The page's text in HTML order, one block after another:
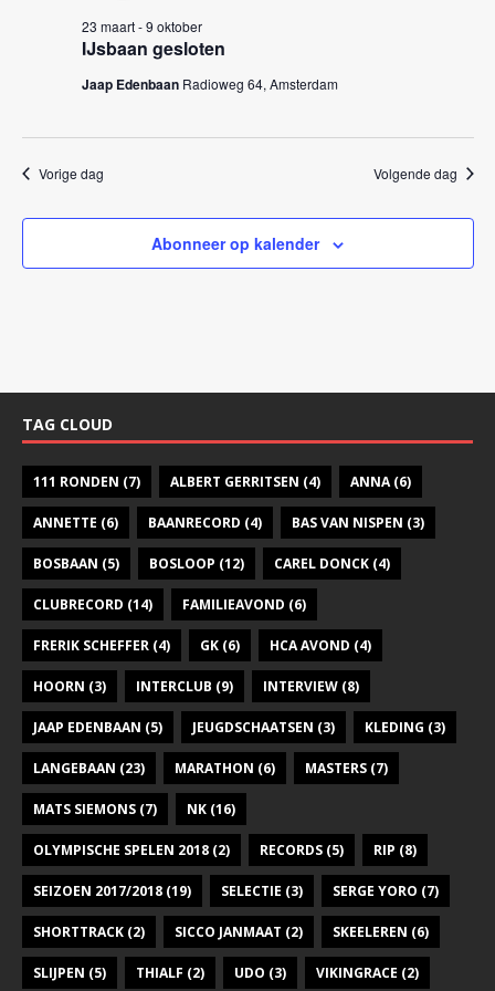
n
w
e
r
n
n
a
v
i
i
a
t
e
IJsbaan gesloten
23 maart-9 oktober
Jaap Edenbaan Radioweg 64, Amsterdam
Vorige dag Volgende dag
Abonneer op kalender
TAG CLOUD
111 RONDEN (7) ALBERT GERRITSEN (4) ANNA(6)
ANNETTE (6) BAANRECORD (4) BAS VAN NISPEN (3)
BOSBAAN (5) BOSLOOP (12) CAREL DONCK (4)
CLUBRECORD (14) FAMILIEAVOND (6)
FRERIK SCHEFFER (4) GK (6) HCA AVOND (4)
HOORN (3) INTERCLUB (9) INTERVIEW (8)
JAAP EDENBAAN (5) JEUGDSCHAATSEN (3) KLEDING (3)
LANGEBAAN (23) MARATHON (6) MASTERS (7)
MATS SIEMONS (7) NK (16)
OLYMPISCHE SPELEN 2018 (2) RECORDS (5) RIP (8)
SEIZOEN 2017/2018 (19) SELECTIE (3) SERGE YORO (7)
SHORTTRACK (2) SICCO JANMAAT (2) SKEELEREN (6)
SLIJPEN (5) THIALF (2) UDO (3) VIKINGRACE (2)